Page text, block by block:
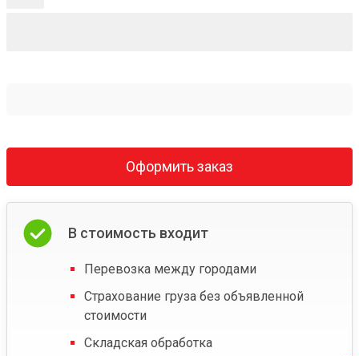
Оформить заказ
В стоимость входит
Перевозка между городами
Страхование груза без объявленной
стоимости
Складская обработка